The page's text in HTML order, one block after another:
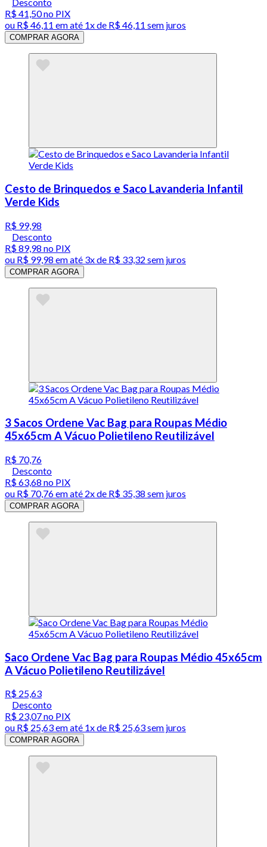
R$ 41,50no PIX
ou R$ 46,11 em até 1x de R$ 46,11 sem juros
COMPRAR AGORA
Cesto de Brinquedos e Saco Lavanderia Infantil
Verde Kids
R$ 99,98
Desconto
R$ 89,98 no PIX
ou R$ 99,98 em até 3x de R$ 33,32 sem juros
COMPRAR AGORA
3 Sacos Ordene Vac Bag para Roupas Médio
45x65cm A Vácuo Polietileno Reutilizável
R$ 70,76
Desconto
R$ 63,68 no PIX
ou R$ 70,76em até 2x de R$ 35,38 sem juros
COMPRAR AGORA
Saco Ordene Vac Bag para Roupas Médio 45x65cm
A Vácuo Polietileno Reutilizável
R$ 25,63
Desconto
R$ 23,07no PIX
ou R$ 25,63em até 1x de R$ 25,63sem juros
COMPRAR AGORA